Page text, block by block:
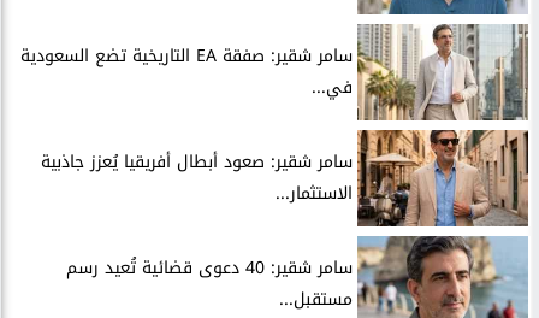
سامر شقير: صفقة EA التاريخية تضع السعودية
في...
سامر شقير: صعود أبطال أفريقيا يُعزز جاذبية
الاستثمار...
سامر شقير: 40 دعوى قضائية تُعيد رسم
مستقبل...